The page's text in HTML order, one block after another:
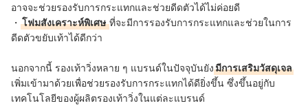
อาจจะช่วยรองรับการกระแทกและช่วยดีดตัวได้ไม่ค่อยดี
・ โฟมสังเคราะห์พิเศษที่จะมีการรองรับการกระแทกและช่วยในการ
ดีดตัวขยับเท้าได้ดีกว่า
นอกจากนี้ รองเท้าวิ่งหลาย ๆ แบรนด์ในปัจจุบันยังมีการเสริมวัสดุเจล
เพิ่มเข้ามาด้วยเพื่อช่วยรองรับการกระแทกได้ดียิ่งขึ้น ซึ่งขึ้นอยู่กับ
เทคโนโลยีของผู้ผลิตรองเท้าวิ่งในแต่ละแบรนด์